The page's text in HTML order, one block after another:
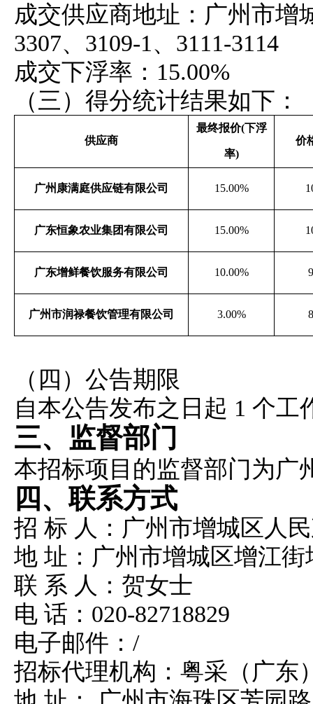
成交供应商地址：广州市增
3307、3109-1、3111-3114
成交下浮率： 15.00%
（三）得分统计结果如下：
供应商
最终报价(下浮
率)
价
广州康满庭供应链有限公司 15.00%
广东恒象农业集团有限公司 15.00%
广东增鲜餐饮服务有限公司 10.00%
广州市润禄餐饮管理有限公司 3.00%
（四）公告期限
自本公告发布之日起 1 个工
三、监督部门
本招标项目的监督部门为广
四、联系方式
招 标 人：广州市增城区人
地 址：广州市增城区增江街
联 系 人：贺女士
电 话： 020-82718829
电子邮件： /
招标代理机构：粤采（广东